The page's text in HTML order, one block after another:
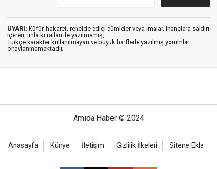
UYARI: Küfür, hakaret, rencide edici cümleler veya imalar, inançlara saldırı
içeren, imla kuralları ile yazılmamış,
Türkçe karakter kullanılmayan ve büyük harflerle yazılmış yorumlar
onaylanmamaktadır.
Amida Haber © 2024
Anasayfa Künye İletişim Gizlilik İlkeleri Sitene Ekle